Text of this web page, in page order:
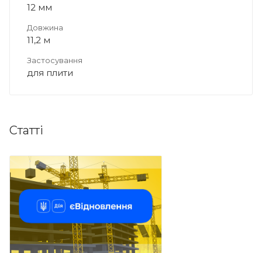
12 мм
Довжина
11,2 м
Застосування
для плити
Статті